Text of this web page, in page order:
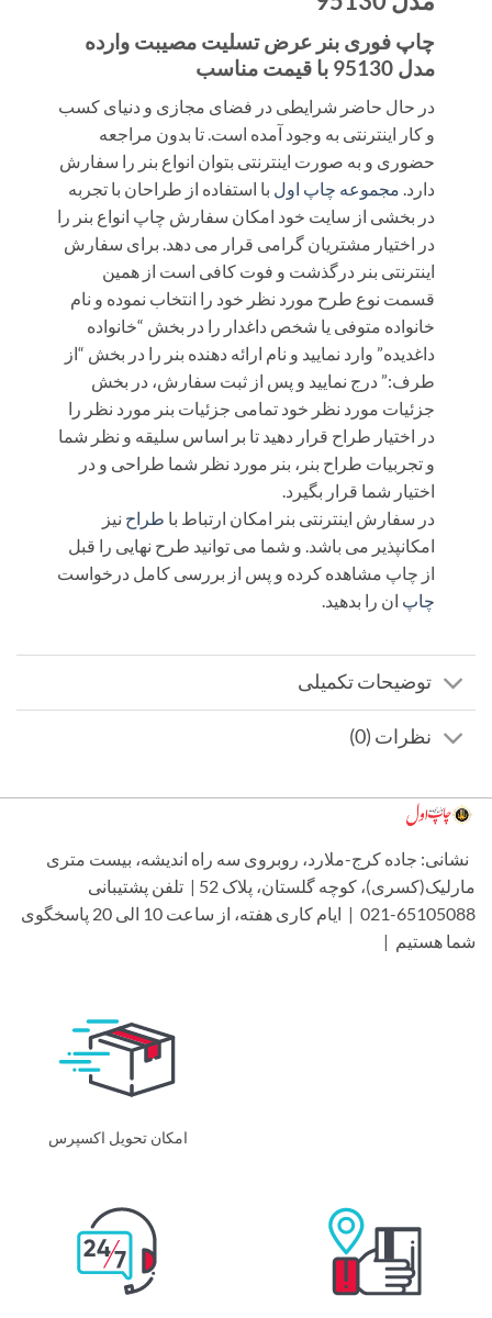
چاپ فوری بنر عرض تسلیت مصیبت وارده
مدل 95130 با قیمت مناسب
در حال حاضر شرایطی در فضای مجازی و دنیای کسب
و کار اینترنتی به وجود آمده است. تا بدون مراجعه
حضوری و به صورت اینترنتی بتوان انواع بنر را سفارش
دارد. مجموعهچاپ اولبا استفاده از طراحان با تجربه
در بخشی از سایت خود امکان سفارش چاپ انواع بنر را
در اختیار مشتریان گرامی قرار می دهد. برای سفارش
اینترنتی بنر درگذشت و فوت کافی است از همین
قسمت نوع طرح مورد نظر خود را انتخاب نموده و نام
خانواده متوفی یا شخص داغدار را در بخش “خانواده
داغدیده” وارد نمایید و نام ارائه دهنده بنر را در بخش “از
طرف:” درج نمایید و پس از ثبت سفارش، در بخش
جزئیات مورد نظر خود تمامی جزئیات بنر مورد نظر را
در اختیار طراح قرار دهید تا بر اساس سلیقه و نظر شما
و تجربیات طراح بنر، بنر مورد نظر شما طراحی و در
اختیار شما قرار بگیرد.
در سفارش اینترنتی بنر امکان ارتباط با طراح نیز
امکانپذیر می باشد. و شما می توانید طرح نهایی را قبل
از چاپ مشاهده کرده و پس از بررسی کامل درخواست
چاپان را بدهید.
توضیحات تکمیلی
نظرات (0)
نشانی: جاده کرج-ملارد، روبروی سه راه اندیشه، بیست متری
مارلیک(کسری)، کوچه گلستان، پلاک 52 | تلفن پشتیبانی
65105088-021 | ایام کاری هفته، از ساعت 10 الی 20 پاسخگوی
شما هستیم |
امکان تحویل اکسپرس